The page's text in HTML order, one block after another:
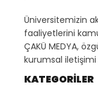
Üniversitemizin
faaliyetlerini
ÇAKÜ MEDYA,
kurumsal
KATEGORİLER